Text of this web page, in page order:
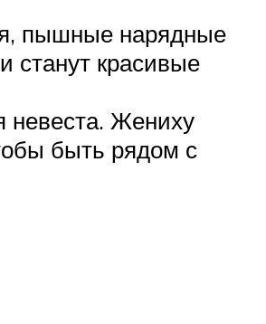
пышные нарядные
станут красивые
невеста. Жениху
быть рядом с